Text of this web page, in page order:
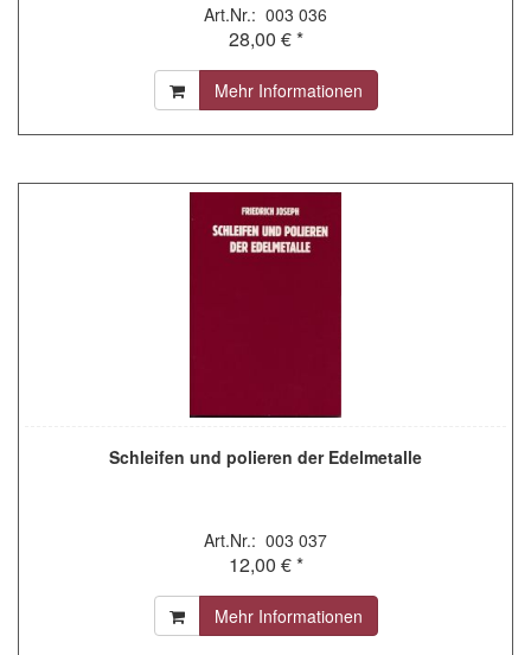
Art.Nr.: 003 036
28,00 € *
Mehr Informationen
Schleifen und polieren der Edelmetalle
Art.Nr.: 003 037
12,00 € *
Mehr Informationen